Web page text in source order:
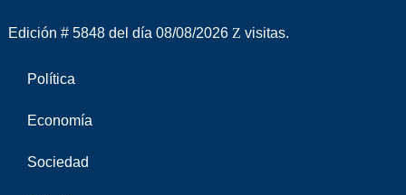
Edición # 5848 del día 08/08/2026 visitas.
Política
Economía
Sociedad